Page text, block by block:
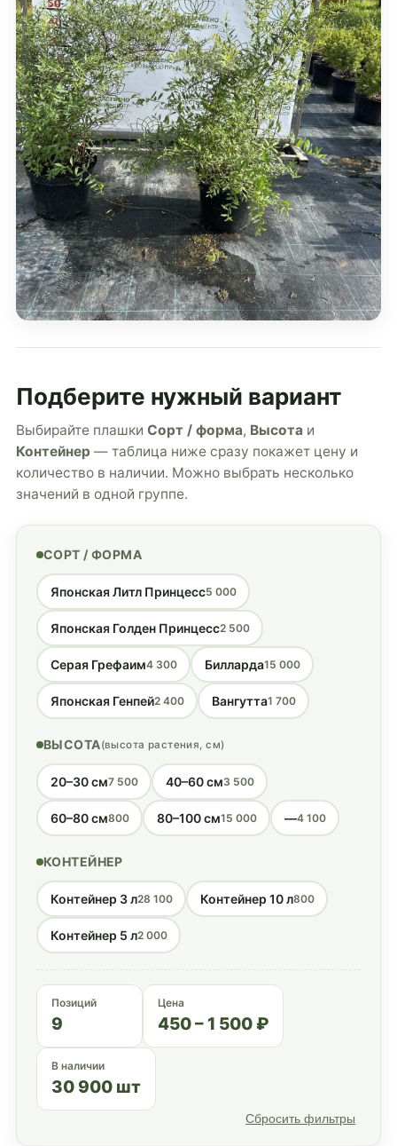
Подберите нужный вариант
Выбирайте плашки Сорт / форма, Высота и
Контейнер — таблица ниже сразу покажет цену и
количество в наличии. Можно выбрать несколько
значений в одной группе.
СОРТ / ФОРМА
Японская Литл Принцесс5 000
Японская Голден Принцесс2 500
Серая Грефаим4 300 Билларда15 000
Японская Генпей2 400 Вангутта1 700
ВЫСОТА(высота растения, см)
20–30 см7 500 40–60 см3 500
60–80 см800 80–100 см15 000 —4 100
КОНТЕЙНЕР
Контейнер 3 л28 100 Контейнер 10 л800
Контейнер 5 л2 000
Позиций
9
Цена
450 – 1 500 ₽
В наличии
30 900 шт
Сбросить фильтры